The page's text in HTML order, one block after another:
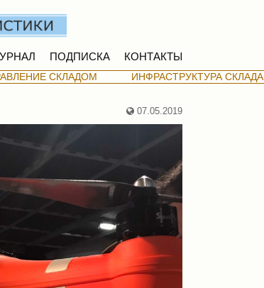
ПОДПИСКА КОНТАКТЫ
СКЛАДОМ ИНФРАСТРУКТУРА СКЛАДА
07.05.2019